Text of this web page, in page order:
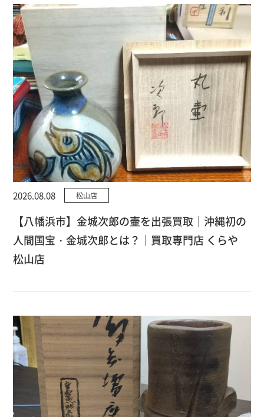
2026.08.08 松山店
【八幡浜市】金城次郎の壷を出張買取｜沖縄初の
人間国宝・金城次郎とは？｜買取専門店 くらや
松山店